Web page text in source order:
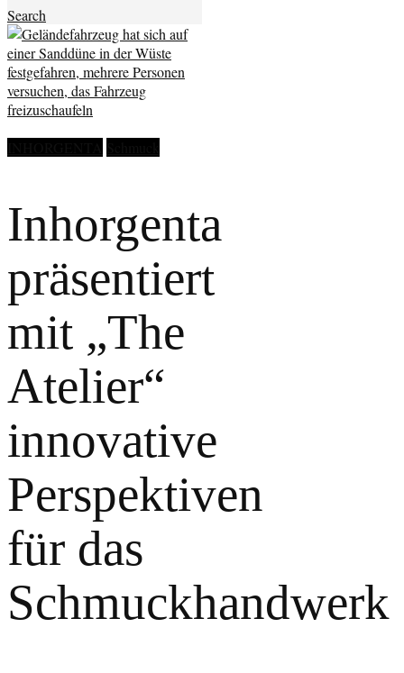
Search
Inhorgenta
präsentiert
mit „The
Atelier“
innovative
Perspektiven
für das
Schmuckhandwerk